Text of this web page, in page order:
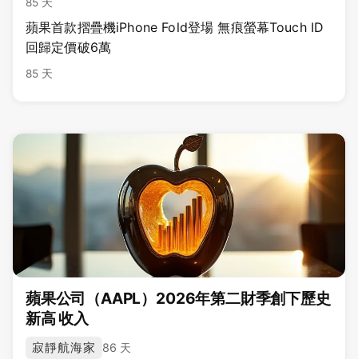
蘋果首款摺疊機iPhone Fold登場 無痕螢幕Touch ID
回歸定價破6萬
85 天
蘋果公司（AAPL）2026年第二財季創下歷史
新高 收入
寂靜航海家 86 天